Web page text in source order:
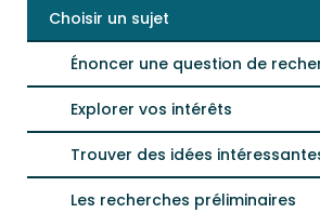
Choisir un sujet
Énoncer une question de
Explorer vos intérêts
Trouver des idées
Les recherches préliminaires